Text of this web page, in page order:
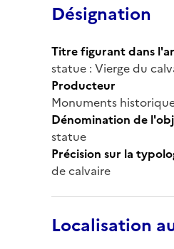
Désignation
Titre figurant dans
statue : Vierge du
Producteur
Monuments
Dénomination de
statue
Précision sur la
de calvaire
Localisation